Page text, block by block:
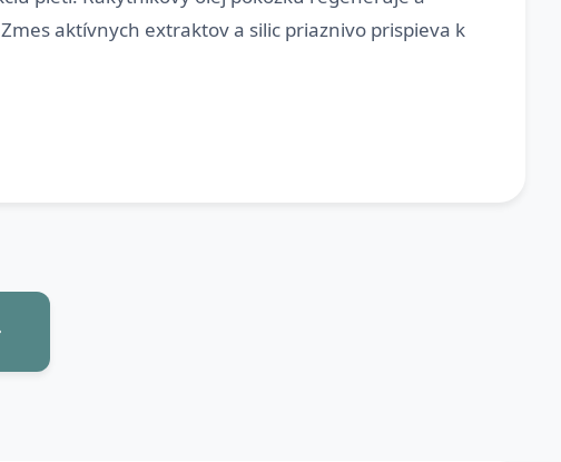
aktívnych extraktov a silic priaznivo prispieva k